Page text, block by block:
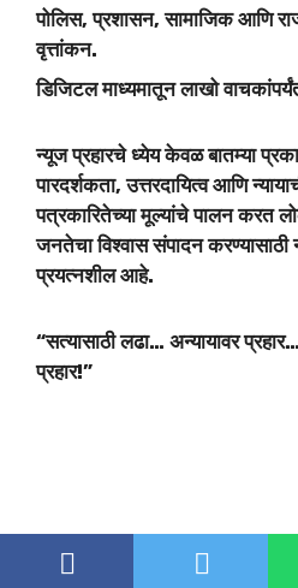
पोलिस, प्रशासन, सामाजिक आणि
वृत्तांकन.
डिजिटल माध्यमातून लाखो
न्यूज प्रहारचे ध्येय केवळ बातम्या
पारदर्शकता, उत्तरदायित्व आणि
पत्रकारितेच्या मूल्यांचे पालन करत
जनतेचा विश्वास संपादन करण्यासाठी
प्रयत्नशील आहे.
“सत्यासाठी लढा… अन्यायावर
प्रहार!”
© 2026 Newsprahar •